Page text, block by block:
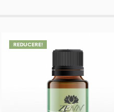
REDUCERE!